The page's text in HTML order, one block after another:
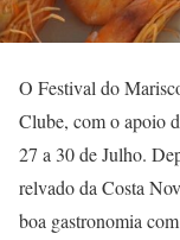
O Festival do
Clube, com o apoio
27 a 30 de Julho.
relvado da Costa
boa gastronomia